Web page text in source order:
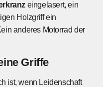
eingelasert, ein
Holzgriff ein
anderes Motorrad der
Griffe
ist, wenn Leidenschaft